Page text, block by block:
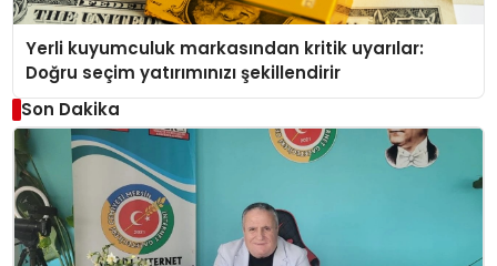
Yerli kuyumculuk markasından kritik uyarılar:
Doğru seçim yatırımınızı şekillendirir
Son Dakika